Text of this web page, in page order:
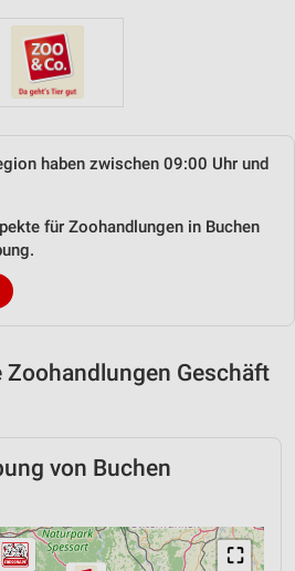
haben zwischen 09:00 Uhr und
für Zoohandlungen in Buchen
Zoohandlungen Geschäft
von Buchen
⛶